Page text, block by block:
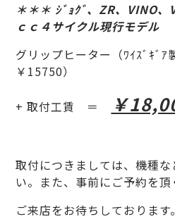
＊＊＊ ｼﾞｮｸﾞ、ZR、VINO
ｃｃ４サイクル現行モデル
グリップヒーター（ﾜｲｽﾞｷﾞｱ
￥15750）
+ 取付工賃 ＝ ￥
取付につきましては、機種
い。また、事前にご予約を頂
ご来店をお待ちしております。